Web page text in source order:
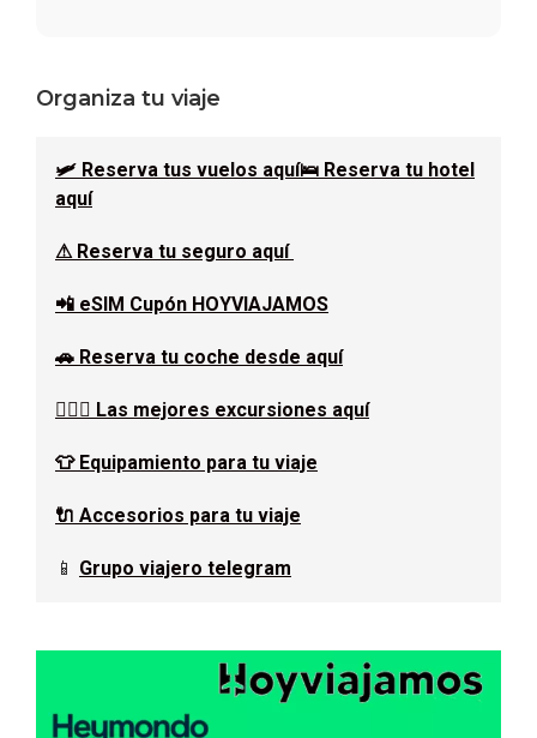
Barra
principal
Organiza tu viaje
🛩 Reserva tus vuelos aquí🛌 Reserva tu hotel
aquí
⚠ Reserva tu seguro aquí
📲 eSIM Cupón HOYVIAJAMOS
🚗 Reserva tu coche desde aquí
🚶🏿‍♂️ Las mejores excursiones aquí
👕 Equipamiento para tu viaje
🔌 Accesorios para tu viaje
📱 Grupo viajero telegram